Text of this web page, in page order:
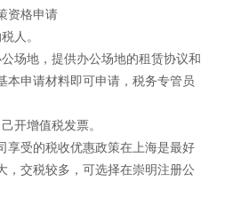
资格申请
人。
地，提供办公场地的租赁协议和
本申请材料即可申请，税务专管员
增值税发票。
受的税收优惠政策在上海是最好
，交税较多，可选择在崇明注册公